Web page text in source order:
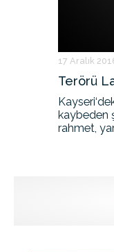
17 Aralık
Terörü
kaybeden
rahmet,